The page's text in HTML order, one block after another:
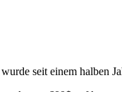
seit einem halben